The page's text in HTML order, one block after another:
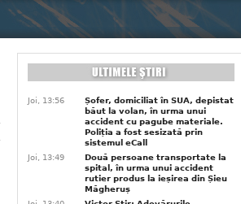
Joi, 13:56
Șofer, domiciliat în SUA, depistat
băut la volan, în urma unui
accident cu pagube materiale.
Poliția a fost sesizată prin
sistemul eCall
Joi, 13:49
Două persoane transportate la
spital, în urma unui accident
rutier produs la ieșirea din Șieu
Măgheruș